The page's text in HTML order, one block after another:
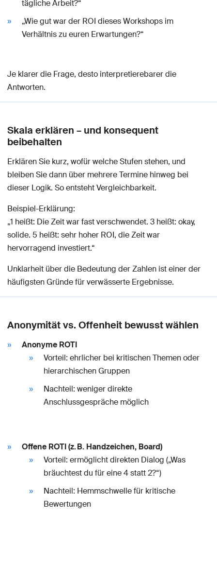
tägliche Arbeit?“
„Wie gut war der ROI dieses Workshops im
Verhältnis zu euren Erwartungen?“
Je klarer die Frage, desto interpretierebarer die
Antworten.
Skala erklären – und konsequent
beibehalten
Erklären Sie kurz, wofür welche Stufen stehen, und
bleiben Sie dann über mehrere Termine hinweg bei
dieser Logik. So entsteht Vergleichbarkeit.
Beispiel-Erklärung:
„1 heißt: Die Zeit war fast verschwendet. 3 heißt: okay,
solide. 5 heißt: sehr hoher ROI, die Zeit war
hervorragend investiert.“
Unklarheit über die Bedeutung der Zahlen ist einer der
häufigsten Gründe für verwässerte Ergebnisse.
Anonymität vs. Offenheit bewusst wählen
Anonyme ROTI
Vorteil: ehrlicher bei kritischen Themen oder
hierarchischen Gruppen
Nachteil: weniger direkte
Anschlussgespräche möglich
Offene ROTI (z. B. Handzeichen, Board)
Vorteil: ermöglicht direkten Dialog („Was
bräuchtest du für eine 4 statt 2?“)
Nachteil: Hemmschwelle für kritische
Bewertungen